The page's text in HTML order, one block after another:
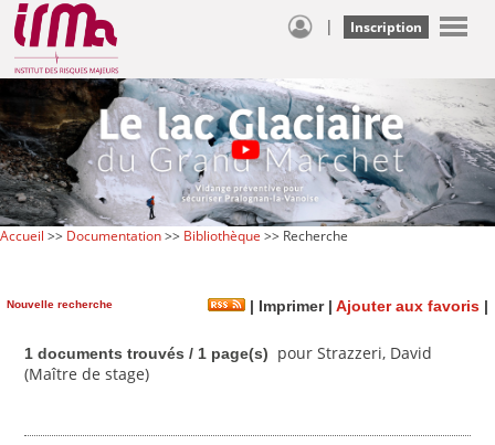
| Inscription
Accueil >> Documentation>> Bibliothèque >> Recherche
Nouvelle recherche | Imprimer| Ajouter aux favoris |
1 documents trouvés / 1 page(s)
pour Strazzeri, David
(Maître de stage)